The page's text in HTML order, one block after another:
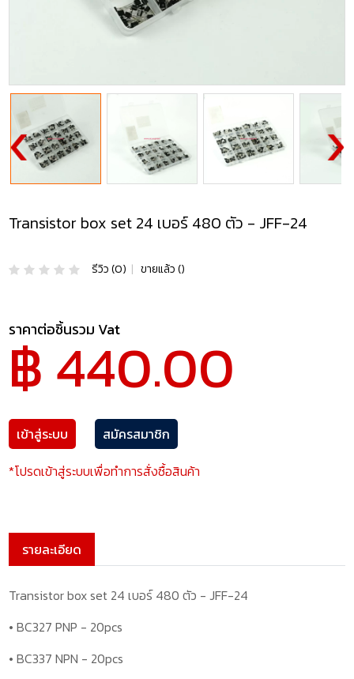
Transistor box set 24 เบอร์ 480 ตัว - JFF-24
รีวิว (0) | ขายแล้ว ()
ราคาต่อชิ้นรวม Vat
฿ 440.00
เข้าสู่ระบบ
สมัครสมาชิก
*โปรดเข้าสู่ระบบเพื่อทำการสั่งซื้อสินค้า
รายละเอียด
Transistor box set 24 เบอร์ 480 ตัว - JFF-24
•BC327 PNP - 20pcs
•BC337 NPN - 20pcs